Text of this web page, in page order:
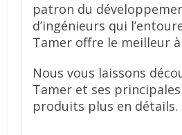
patron du
d’ingénieurs qui
Tamer offre le meilleur
Nous vous laissons
Tamer et ses
produits plus en détails.